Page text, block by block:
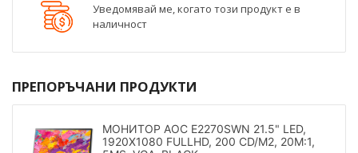
Уведомявай ме, когато този продукт е в
наличност
ПРЕПОРЪЧАНИ ПРОДУКТИ
МОНИТОР AOC E2270SWN 21.5" LED,
1920X1080 FULLHD, 200 CD/M2, 20M:1,